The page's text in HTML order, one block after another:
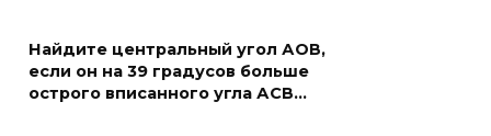
Найдите центральный угол АОВ,
если он на 39 градусов больше
острого вписанного угла АСВ…